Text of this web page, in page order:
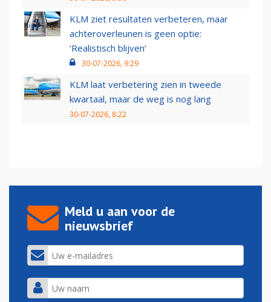
KLM ziet resultaten verbeteren, maar
achteroverleunen is geen optie:
‘Realistisch blijven’
30-07-2026, 9:29
KLM laat verbetering zien in tweede
kwartaal, maar de weg is nog lang
30-07-2026, 8:22
Meld u aan voor de
nieuwsbrief